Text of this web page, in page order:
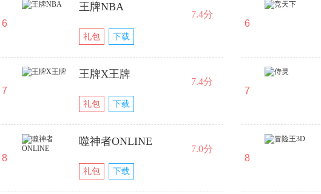
6
王牌NBA
礼包 下载
7.4分
7
王牌X王牌
礼包 下载
7.4分
8
噬神者ONLINE
礼包 下载
7.0分
6
7
8